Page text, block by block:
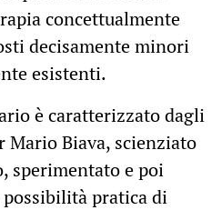
concettualmente
decisamente minori
esistenti.
è caratterizzato dagli
Biava, scienziato
sperimentato e poi
pratica di